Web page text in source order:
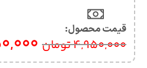
قیمت محصول:​
4,950,000تومان